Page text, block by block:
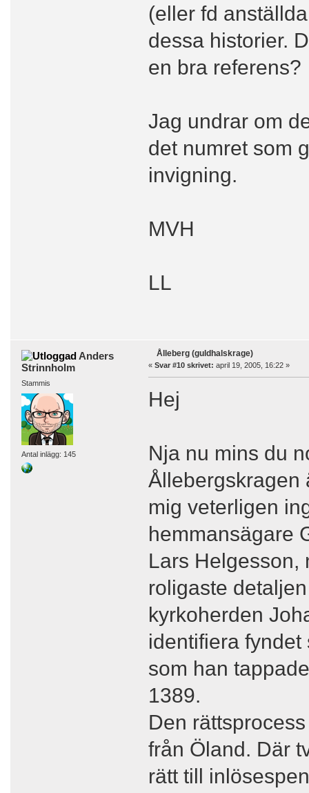
(eller fd
dessa historier.
en bra referens?
Jag undrar om
det numret som
invigning.
MVH
LL
Anders
Strinnholm
Stammis
Antal inlägg: 145
Ålleberg (guldhalskrage)
« Svar #10 skrivet: april 19, 2005, 16:22 »
Hej
Nja nu mins du
Ållebergskragen
mig veterligen
hemmansägare
Lars Helgesson,
roligaste
kyrkoherden
identifiera
som han
1389.
Den
från Öland. Där
rätt till